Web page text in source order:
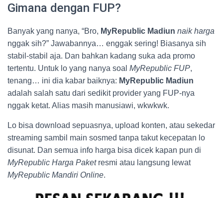
Gimana dengan FUP?
Banyak yang nanya, “Bro, MyRepublic Madiun naik harga
nggak sih?” Jawabannya… enggak sering! Biasanya sih
stabil-stabil aja. Dan bahkan kadang suka ada promo
tertentu. Untuk lo yang nanya soal MyRepublic FUP,
tenang… ini dia kabar baiknya: MyRepublic Madiun
adalah salah satu dari sedikit provider yang FUP-nya
nggak ketat. Alias masih manusiawi, wkwkwk.
Lo bisa download sepuasnya, upload konten, atau sekedar
streaming sambil main sosmed tanpa takut kecepatan lo
disunat. Dan semua info harga bisa dicek kapan pun di
MyRepublic Harga Paketresmi atau langsung lewat
MyRepublic Mandiri Online.